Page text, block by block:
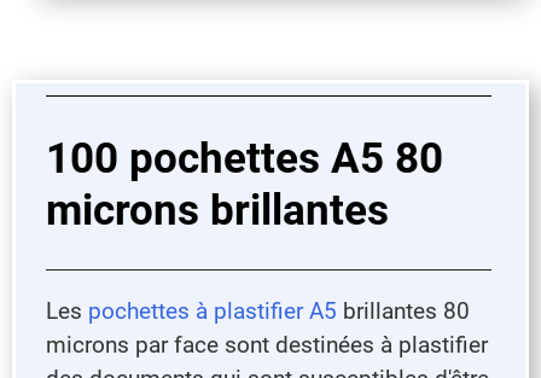
100 pochettes A5 80
microns brillantes
Les pochettes à plastifier A5 brillantes 80
microns par face sont destinées à plastifier